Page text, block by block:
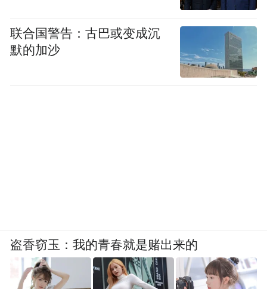
黄铜金属元素，暖色灯光，提升空间的品质
感。
联合国警告：古巴或变成沉
默的加沙
盗香窃玉：我的青春就是赌出来的